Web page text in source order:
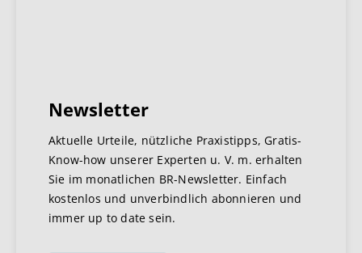
Newsletter
Aktuelle Urteile, nützliche Praxistipps, Gratis-
Know-how unserer Experten u. V. m. erhalten
Sie im monatlichen BR-Newsletter. Einfach
kostenlos und unverbindlich abonnieren und
immer up to date sein.